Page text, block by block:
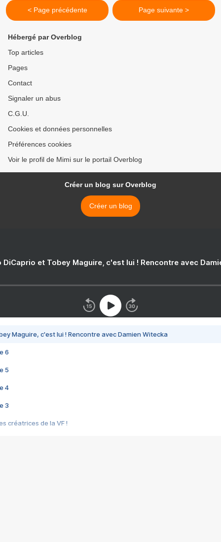
< Page précédente Page suivante >
Hébergé par Overblog
Top articles
Pages
Contact
Signaler un abus
C.G.U.
Cookies et données personnelles
Préférences cookies
Voir le profil de Mimi sur le portail Overblog
Créer un blog sur Overblog
Créer un blog
DiCaprio et Tobey Maguire, c'est lui ! Rencontre avec
Maguire, c'est lui ! Rencontre avec Damien Witecka
6
5
4
3
créatrices de la VF !